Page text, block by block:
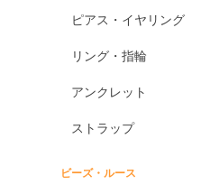
ピアス・イヤリング
リング・指輪
アンクレット
ストラップ
ビーズ・ルース